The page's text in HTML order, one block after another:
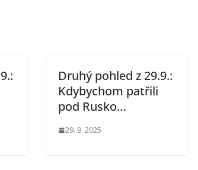
Druhý pohled z 29.9.:
Kdybychom patřili
pod Rusko…
29. 9. 2025